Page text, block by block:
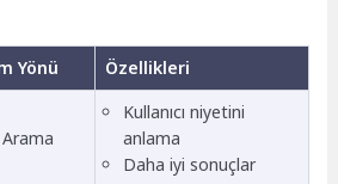
Yönü Özellikleri
Kullanıcı niyetini
anlama
Daha iyi sonuçlar